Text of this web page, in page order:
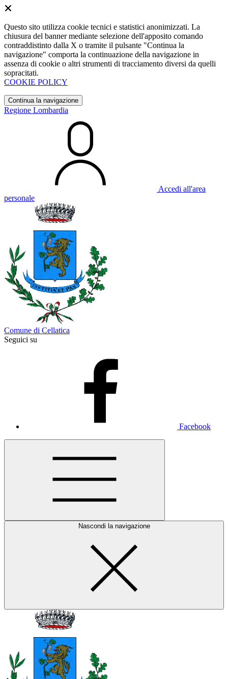
Questo sito utilizza cookie tecnici e statistici anonimizzati. La
chiusura del banner mediante selezione dell'apposito comando
contraddistinto dalla X o tramite il pulsante "Continua la
navigazione" comporta la continuazione della navigazione in
assenza di cookie o altri strumenti di tracciamento diversi da quelli
sopracitati.
COOKIE POLICY
Continua la navigazione
Regione Lombardia
Accedi all'area
personale
Comune di Cellatica
Seguici su
Facebook
Nascondi la navigazione